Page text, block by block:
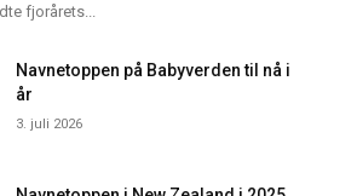
fjorårets...
Navnetoppen på Babyverden til nå i
år
3. juli 2026